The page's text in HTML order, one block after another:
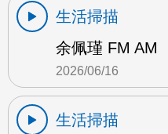
生活掃描
余佩瑾 FM AM
2026/06/16
生活掃描